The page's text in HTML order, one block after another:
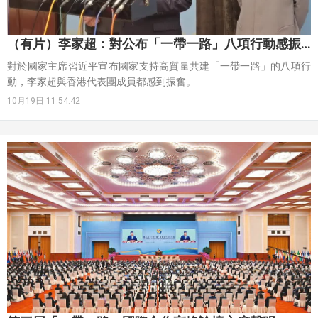
（有片）李家超：對公布「一帶一路」八項行動感振
奮 香港必全力參與
對於國家主席習近平宣布國家支持高質量共建「一帶一路」的八項行
動，李家超與香港代表團成員都感到振奮。
10月19日 11:54:42